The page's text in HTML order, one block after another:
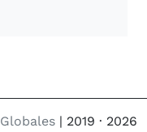
Globales | 2019 · 2026